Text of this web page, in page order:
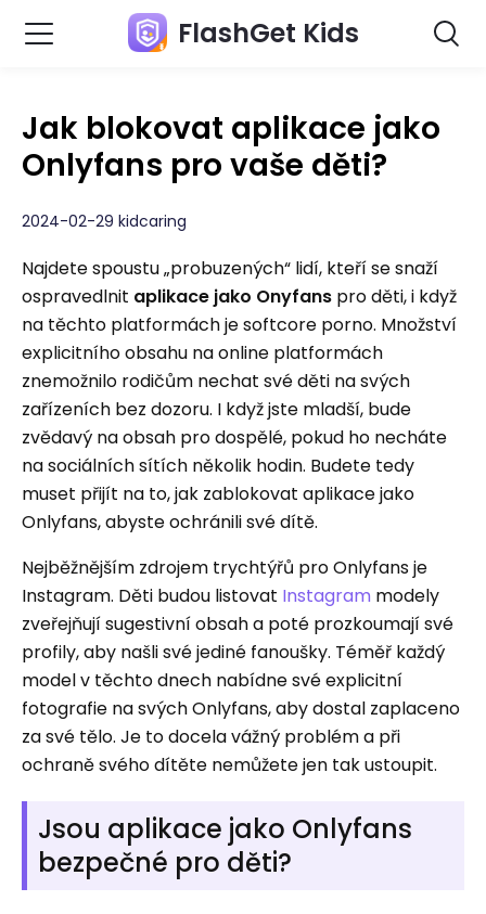
FlashGet Kids
Jak blokovat aplikace jako
Onlyfans pro vaše děti?
2024-02-29 kidcaring
Najdete spoustu „probuzených“ lidí, kteří se snaží
ospravedlnit aplikace jako Onyfans pro děti, i když
na těchto platformách je softcore porno. Množství
explicitního obsahu na online platformách
znemožnilo rodičům nechat své děti na svých
zařízeních bez dozoru. I když jste mladší, bude
zvědavý na obsah pro dospělé, pokud ho necháte
na sociálních sítích několik hodin. Budete tedy
muset přijít na to, jak zablokovat aplikace jako
Onlyfans, abyste ochránili své dítě.
Nejběžnějším zdrojem trychtýřů pro Onlyfans je
Instagram. Děti budou listovat Instagram modely
zveřejňují sugestivní obsah a poté prozkoumají své
profily, aby našli své jediné fanoušky. Téměř každý
model v těchto dnech nabídne své explicitní
fotografie na svých Onlyfans, aby dostal zaplaceno
za své tělo. Je to docela vážný problém a při
ochraně svého dítěte nemůžete jen tak ustoupit.
Jsou aplikace jako Onlyfans
bezpečné pro děti?